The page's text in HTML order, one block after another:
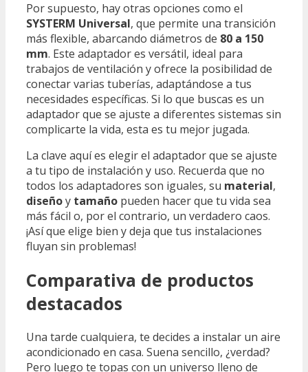
Por supuesto, hay otras opciones como el
SYSTERM Universal, que permite una transición
más flexible, abarcando diámetros de 80 a 150
mm. Este adaptador es versátil, ideal para
trabajos de ventilación y ofrece la posibilidad de
conectar varias tuberías, adaptándose a tus
necesidades específicas. Si lo que buscas es un
adaptador que se ajuste a diferentes sistemas sin
complicarte la vida, esta es tu mejor jugada.
La clave aquí es elegir el adaptador que se ajuste
a tu tipo de instalación y uso. Recuerda que no
todos los adaptadores son iguales, su material,
diseñoy tamaño pueden hacer que tu vida sea
más fácil o, por el contrario, un verdadero caos.
¡Así que elige bien y deja que tus instalaciones
fluyan sin problemas!
Comparativa de productos
destacados
Una tarde cualquiera, te decides a instalar un aire
acondicionado en casa. Suena sencillo, ¿verdad?
Pero luego te topas con un universo lleno de